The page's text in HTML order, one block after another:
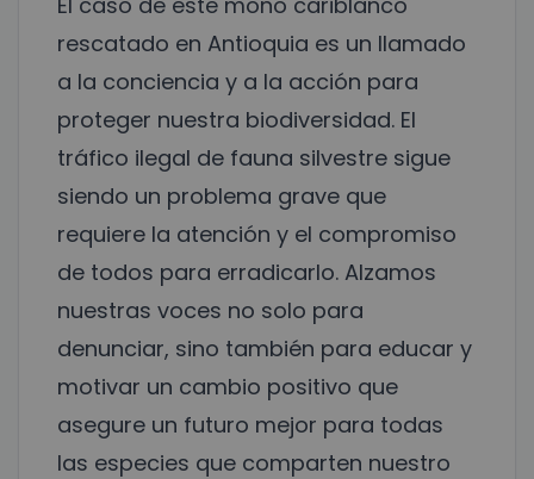
rescatado en Antioquia es un llamado
a la conciencia y a la acción para
proteger nuestra biodiversidad. El
tráfico ilegal de fauna silvestre sigue
siendo un problema grave que
requiere la atención y el compromiso
de todos para erradicarlo. Alzamos
nuestras voces no solo para
denunciar, sino también para educar y
motivar un cambio positivo que
asegure un futuro mejor para todas
las especies que comparten nuestro